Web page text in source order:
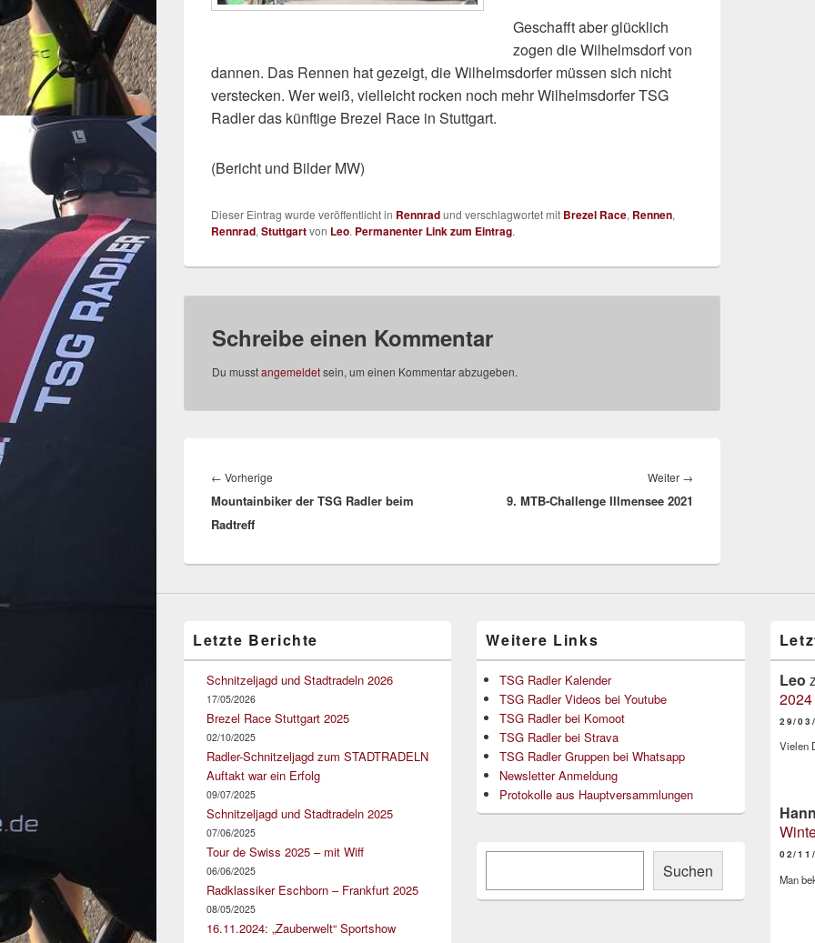
Geschafft aber glücklich
zogen die Wilhelmsdorf von
dannen. Das Rennen hat gezeigt, die Wilhelmsdorfer müssen sich nicht
verstecken. Wer weiß, vielleicht rocken noch mehr Wilhelmsdorfer TSG
Radler das künftige Brezel Race in Stuttgart.
(Bericht und Bilder MW)
Dieser Eintrag wurde veröffentlicht in Rennradund verschlagwortet mit Brezel Race, Rennen,
Rennrad, Stuttgartvon Leo. Permanenter Link zum Eintrag.
Schreibe einen Kommentar
Du musstangemeldetsein, um einen Kommentar abzugeben.
Navigation
← Vorherige
Beitrag:
Mountainbiker der TSG Radler beim
Radtreff
Weiter →
9. MTB-Challenge Illmensee 2021
Letzte Berichte
Schnitzeljagd und Stadtradeln 2026
17/05/2026
Brezel Race Stuttgart 2025
02/10/2025
Radler-Schnitzeljagd zum STADTRADELN
Auftakt war ein Erfolg
09/07/2025
Schnitzeljagd und Stadtradeln 2025
07/06/2025
Tour de Swiss 2025 – mit Wiff
06/06/2025
Radklassiker Eschborn – Frankfurt 2025
08/05/2025
16.11.2024: „Zauberwelt“ Sportshow
Weitere Links
TSG Radler Kalender
TSG Radler Videos bei Youtube
TSG Radler bei Komoot
TSG Radler bei Strava
TSG Radler Gruppen bei Whatsapp
Newsletter Anmeldung
Protokolle aus Hauptversammlungen
Suchen
Leo
29/
Vielen
02/
Man